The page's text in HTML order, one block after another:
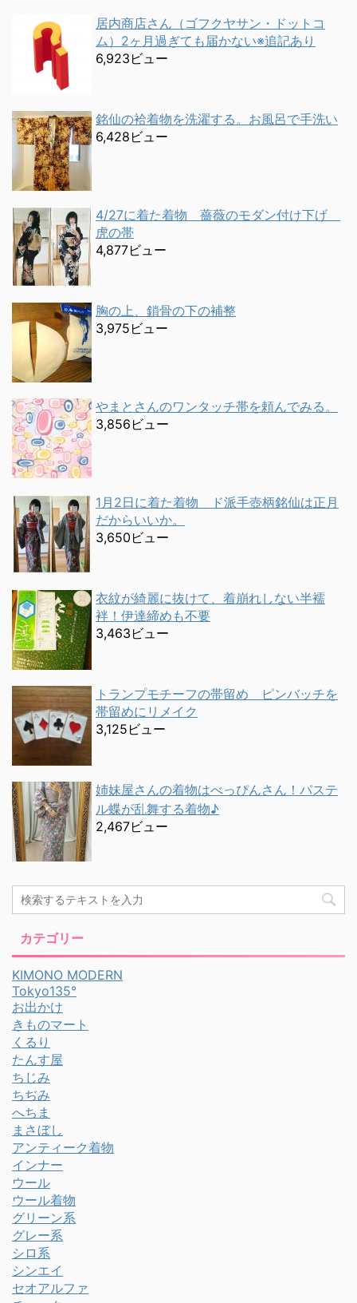
居内商店さん（ゴフクヤサン・ドットコ
ム）2ヶ月過ぎても届かない※追記あり
6,923ビュー
銘仙の袷着物を洗濯する。お風呂で手洗い
6,428ビュー
4/27に着た着物 薔薇のモダン付け下げ
虎の帯
4,877ビュー
胸の上、鎖骨の下の補整
3,975ビュー
やまとさんのワンタッチ帯を頼んでみる。
3,856ビュー
1月2日に着た着物 ド派手壺柄銘仙は正月
だからいいか。
3,650ビュー
衣紋が綺麗に抜けて、着崩れしない半襦
袢！伊達締めも不要
3,463ビュー
トランプモチーフの帯留め ピンバッチを
帯留めにリメイク
3,125ビュー
姉妹屋さんの着物はべっぴんさん！パステ
ル蝶が乱舞する着物♪
2,467ビュー
カテゴリー
KIMONO MODERN
Tokyo135°
お出かけ
きものマート
くるり
たんす屋
ちじみ
ちぢみ
へちま
まさぼし
アンティーク着物
インナー
ウール
ウール着物
グリーン系
グレー系
シロ系
シンエイ
セオアルファ